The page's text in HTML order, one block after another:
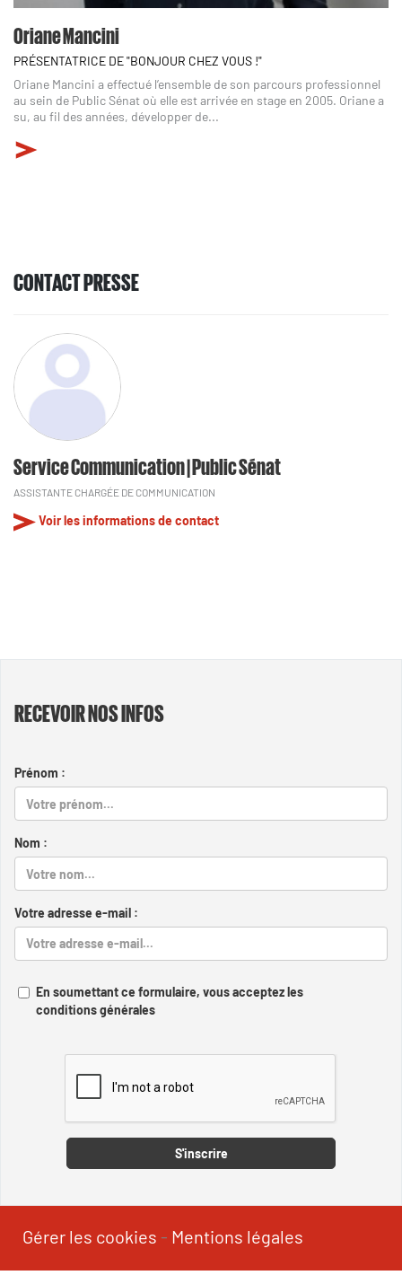
Oriane Mancini
PRÉSENTATRICE DE "BONJOUR CHEZ VOUS !"
Oriane Mancini a effectué l’ensemble de son parcours professionnel
au sein de Public Sénat où elle est arrivée en stage en 2005. Oriane a
su, au fil des années, développer de...
CONTACT PRESSE
Service Communication | Public Sénat
ASSISTANTE CHARGÉE DE COMMUNICATION
Voir les informations de contact
RECEVOIR NOS INFOS
Prénom :
Nom :
Votre adresse e-mail :
En soumettant ce formulaire, vous acceptez les
conditions générales
S'inscrire
Gérer les cookies - Mentions légales